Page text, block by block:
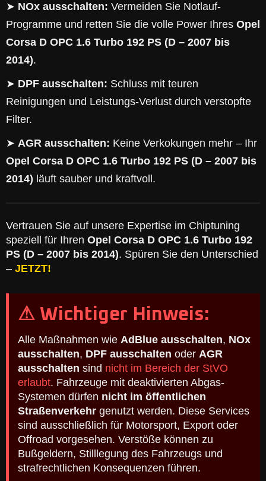
➤ NOx ausschalten: Vermeiden Sie Notlauf-
Programme und retten Sie die volle Power Ihres Opel
Corsa D OPC 1.6 Turbo 192 PS (D – 2007 bis
2014).
➤ DPF ausschalten: Schluss mit teuren
Reinigungen und Leistungs-Verlust durch verstopfte
Filter.
➤ AGR ausschalten: Keine Verkokungen mehr – Ihr
Opel Corsa D OPC 1.6 Turbo 192 PS (D – 2007 bis
2014) läuft sauber und kraftvoll.
Vertrauen Sie auf unsere Expertise im Chiptuning
speziell für Ihren Opel Corsa D OPC 1.6 Turbo 192
PS (D – 2007 bis 2014). Spüren Sie den Unterschied
– JETZT!
⚠ Wichtiger Hinweis:
Alle Maßnahmen wie AdBlue ausschalten, NOx
ausschalten, DPF ausschalten oder AGR
ausschalten sind nicht im Bereich der StVO
erlaubt. Fahrzeuge mit deaktivierten Abgas-
Systemen dürfen nicht im öffentlichen
Straßenverkehr genutzt werden. Diese Services
sind ausschließlich für Motorsport, Export oder
Offroad vorgesehen. Verstöße können zu
Bußgeldern, Stilllegung des Fahrzeugs und
strafrechtlichen Konsequenzen führen.